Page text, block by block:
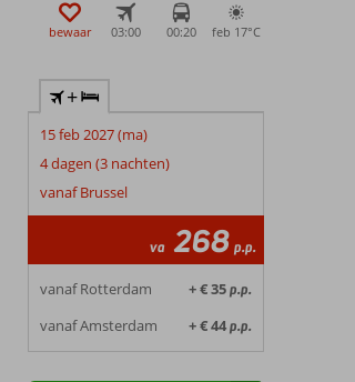
bewaar 03:00 00:20 feb 17°C
+
15 feb 2027 (ma)
4 dagen (3 nachten)
vanaf Brussel
va 268 p.p.
vanaf Rotterdam + € 35p.p.
vanaf Amsterdam + € 44p.p.